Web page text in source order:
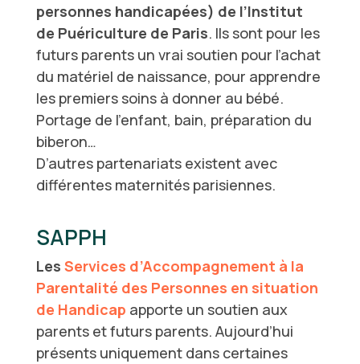
personnes handicapées) de l’Institut
de Puériculture de Paris. Ils sont pour les
futurs parents un vrai soutien pour l’achat
du matériel de naissance, pour apprendre
les premiers soins à donner au bébé.
Portage de l’enfant, bain, préparation du
biberon…
D’autres partenariats existent avec
différentes maternités parisiennes.
SAPPH
Les Services d’Accompagnement à la
Parentalité des Personnes en situation
de Handicap apporte un soutien aux
parents et futurs parents. Aujourd’hui
présents uniquement dans certaines